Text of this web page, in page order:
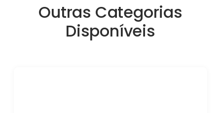
Outras Categorias
Disponíveis